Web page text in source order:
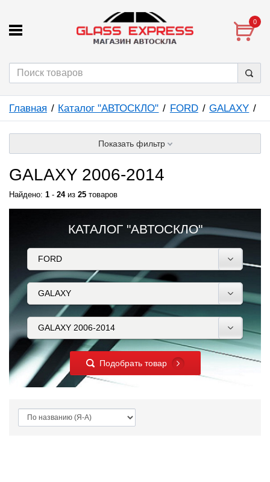
0
Главная Каталог "АВТОСКЛО" FORD GALAXY
Показать фильтр
GALAXY 2006-2014
Найдено: 1 - 24из 25 товаров
КАТАЛОГ "АВТОСКЛО"
Подобрать товар